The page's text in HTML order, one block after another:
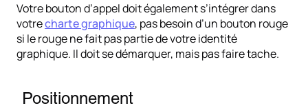
Votre bouton d’appel doit également s’intégrer dans
votrecharte graphique, pas besoin d’un bouton rouge
si le rouge ne fait pas partie de votre identité
graphique. Il doit se démarquer, mais pas faire tache.
Positionnement